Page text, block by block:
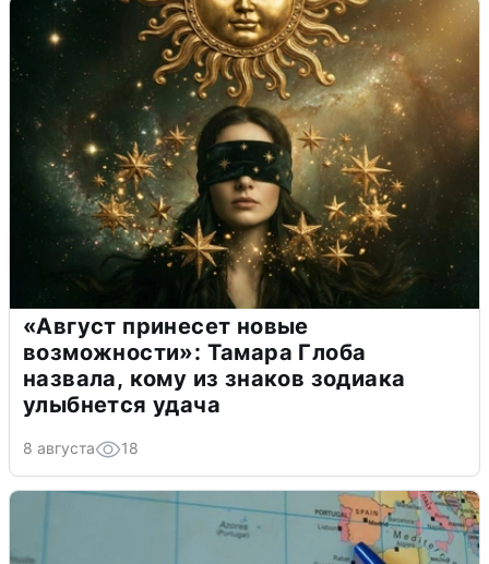
«Август принесет новые
возможности»: Тамара Глоба
назвала, кому из знаков зодиака
улыбнется удача
8 августа 18